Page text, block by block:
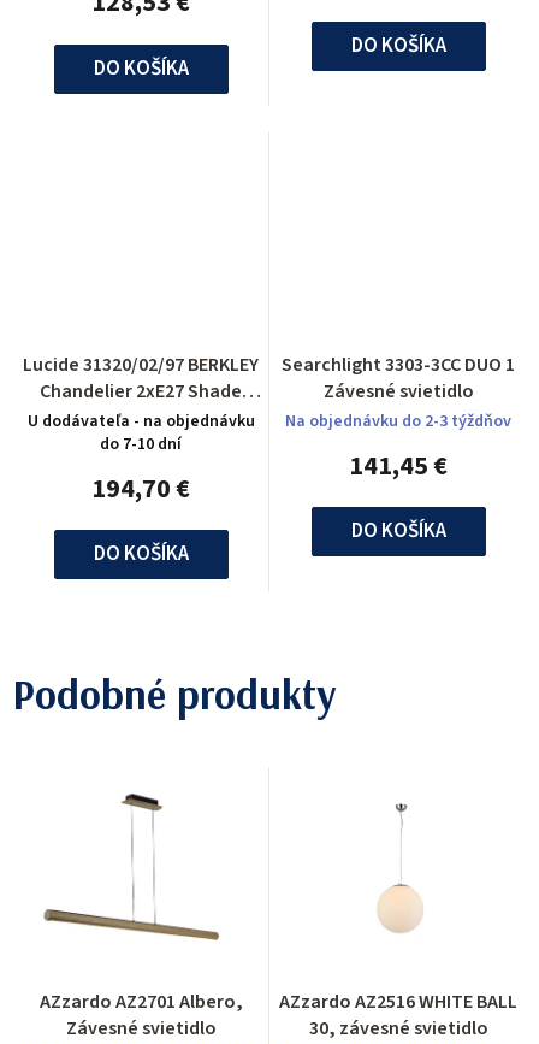
DO KOŠÍKA
DO KOŠÍKA
Lucide 31320/02/97 BERKLEY
Chandelier 2xE27 Shade
Metal Rust
U dodávateľa - na objednávku
do 7-10 dní
194,70 €
DO KOŠÍKA
Searchlight 3303-3CC DUO 1
Závesné svietidlo
Na objednávku do 2-3 týždňov
141,45 €
DO KOŠÍKA
Podobné produkty
AZzardo AZ2701 Albero,
Závesné svietidlo
AZzardo AZ2516 WHITE BALL
30, závesné svietidlo